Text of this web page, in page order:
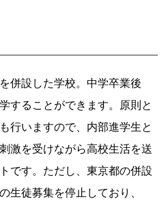
併設した学校。中学卒業後
することができます。原則と
行いますので、内部進学生と
激を受けながら高校生活を送
です。ただし、東京都の併設
生徒募集を停止しており、